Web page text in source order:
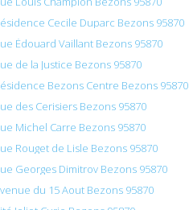
Cecile Duparc Bezons 95870
Édouard Vaillant Bezons 95870
de la Justice Bezons 95870
Bezons Centre Bezons 95870
des Cerisiers Bezons 95870
Michel Carre Bezons 95870
Rouget de Lisle Bezons 95870
Georges Dimitrov Bezons 95870
du 15 Aout Bezons 95870